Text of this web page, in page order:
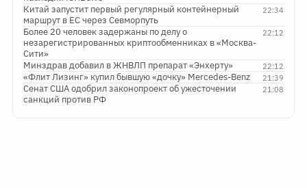
22:34
Китай запустит первый регулярный контейнерный
маршрут в ЕС через Севморпуть
22:12
Более 20 человек задержаны по делу о
незарегистрированных криптообменниках в «Москва-
Сити»
22:12
Минздрав добавил в ЖНВЛП препарат «Энхерту»
21:39
«Флит Лизинг» купил бывшую «дочку» Mercedes-Benz
21:08
Сенат США одобрил законопроект об ужесточении
санкций против РФ